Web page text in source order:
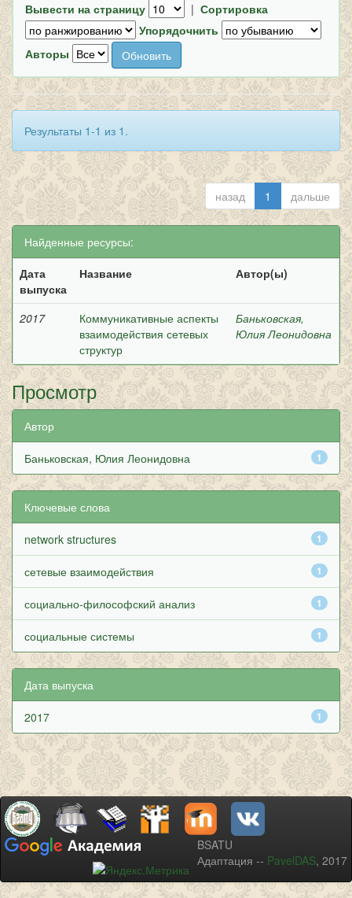
Вывести на страницу | Сортировка
Упорядочнить
Авторы
Результаты 1-1 из 1.
назад 1 дальше
Найденные ресурсы:
Дата
выпуска
Название Автор(ы)
2017
Коммуникативные аспекты
взаимодействия сетевых
структур
Баньковская,
Юлия Леонидовна
Просмотр
Автор
1
Баньковская, Юлия Леонидовна
Ключевые слова
1
network structures
1
сетевые взаимодействия
1
социально-философский анализ
1
социальные системы
Дата выпуска
1
2017
BSATU
Адаптация -- PavelDAS, 2017